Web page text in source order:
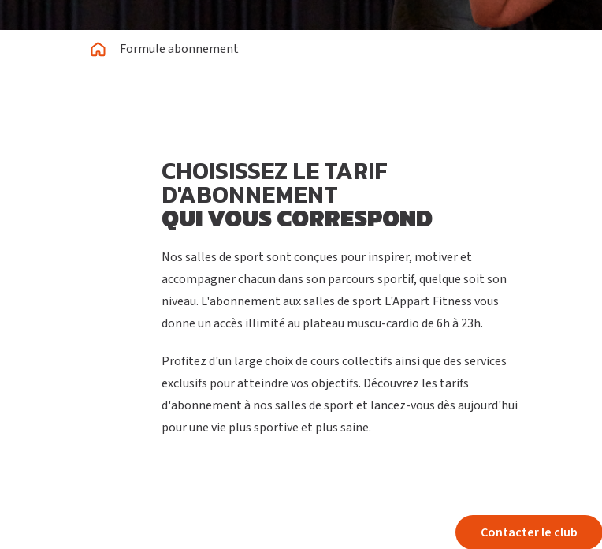
Formule abonnement
CHOISISSEZ LE TARIF
D'ABONNEMENT
QUI VOUS CORRESPOND
Nos salles de sport sont conçues pour inspirer, motiver et
accompagner chacun dans son parcours sportif, quelque soit son
niveau. L'abonnement aux salles de sport L'Appart Fitness vous
donne un accès illimité au plateau muscu-cardio de 6h à 23h.
Profitez d'un large choix de cours collectifs ainsi que des services
exclusifs pour atteindre vos objectifs. Découvrez les tarifs
d'abonnement à nos salles de sport et lancez-vous dès aujourd'hui
pour une vie plus sportive et plus saine.
Contacter le club